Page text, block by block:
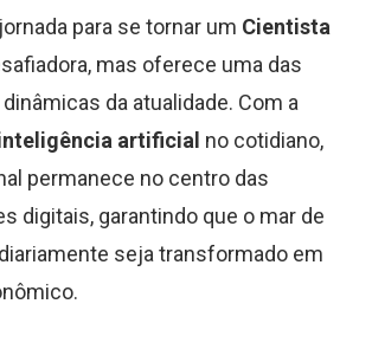
para se tornar um Cientista
mas oferece uma das
da atualidade. Com a
artificial no cotidiano,
permanece no centro das
digitais, garantindo que o mar de
seja transformado em